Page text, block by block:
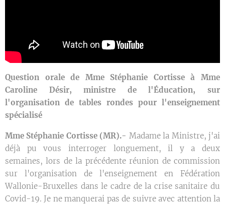
Question orale de Mme Stéphanie Cortisse à Mme
Caroline Désir, ministre de l'Éducation, sur
l'organisation de tables rondes pour l'enseignement
spécialisé
Mme Stéphanie Cortisse (MR).- Madame la Ministre, j'ai
déjà pu vous interroger longuement, il y a deux
semaines, lors de la précédente réunion de commission
sur l'organisation de l'enseignement en Fédération
Wallonie-Bruxelles dans le cadre de la crise sanitaire du
Covid-19. Je ne manquerai pas de suivre avec attention la